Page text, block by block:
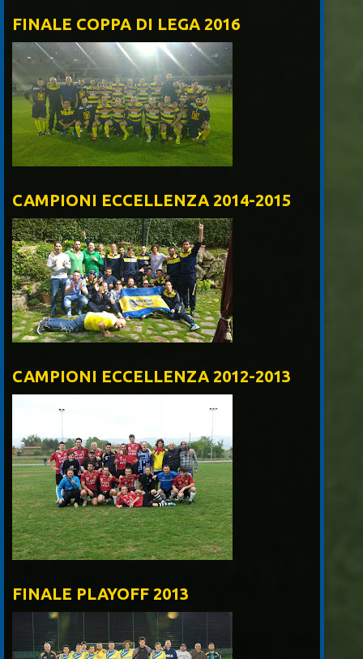
FINALE COPPA DI LEGA 2016
CAMPIONI ECCELLENZA 2014-2015
CAMPIONI ECCELLENZA 2012-2013
FINALE PLAYOFF 2013